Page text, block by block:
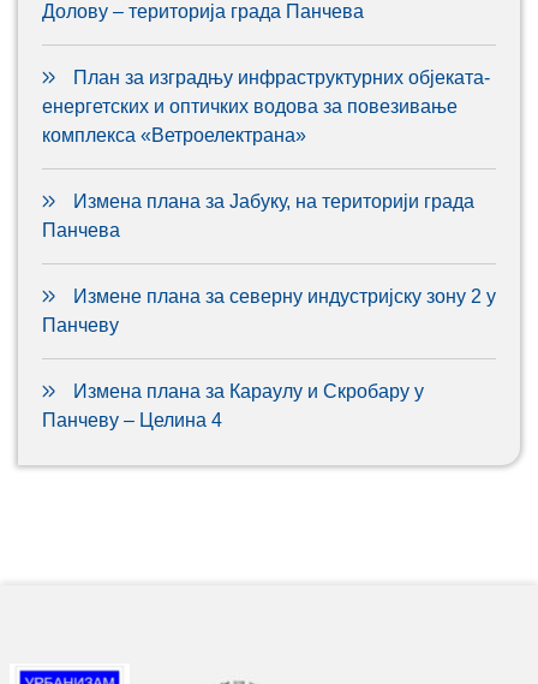
Долову – територија града Панчева
План за изградњу инфраструктурних објеката-
енергетских и оптичких водова за повезивање
комплекса «Ветроелектрана»
Измена плана за Јабуку, на територији града
Панчева
Измене плана за северну индустријску зону 2 у
Панчеву
Измена плана за Караулу и Скробару у
Панчеву – Целина 4